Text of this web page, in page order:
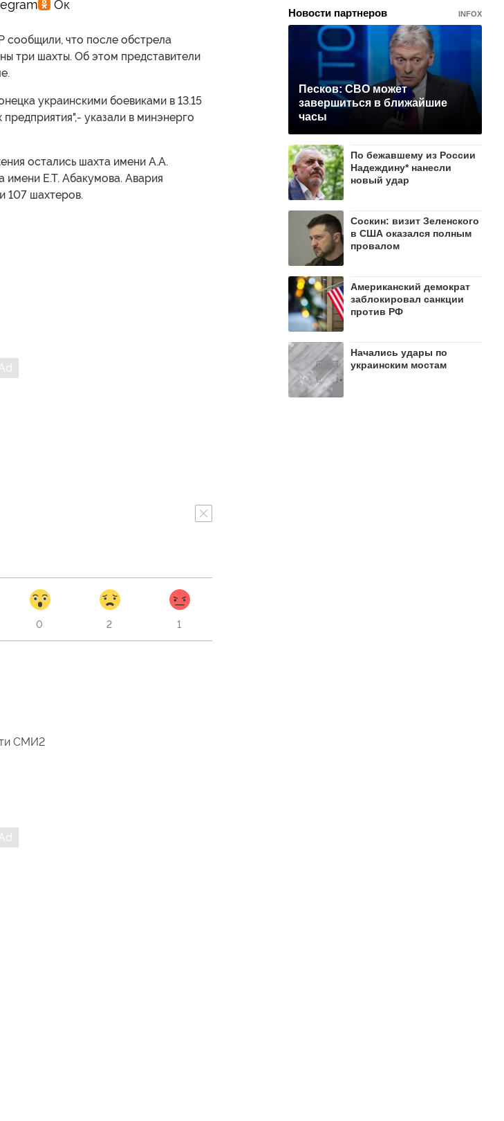
сообщили, что после обстрела
три шахты. Об этом представители
украинскими боевиками в 13.15
указали в минэнерго
остались шахта имени А.А.
имени Е.Т. Абакумова. Авария
107 шахтеров.
0 2 1
СМИ2
Новости партнеров INFOX
Песков: СВО может
завершиться в ближайшие
часы
По бежавшему из России
Надеждину* нанесли
новый удар
Соскин: визит Зеленского
в США оказался полным
провалом
Американский демократ
заблокировал санкции
против РФ
Начались удары по
украинским мостам